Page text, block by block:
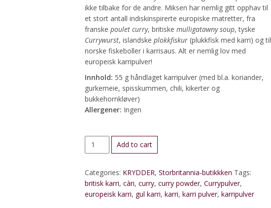
ikke tilbake for de andre. Miksen har nemlig gitt opphav til
et stort antall indiskinspirerte europiske matretter, fra
franske poulet curry, britiske mulligatawny soup, tyske
Currywurst, islandske plokkfiskur(plukkfisk med karri) og til
norske fiskeboller i karrisaus. Alt er nemlig lov med
europeisk karripulver!
Innhold: 55 g håndlaget karripulver (med bl.a. koriander,
gurkemeie, spisskummen, chili, kikerter og
bukkehornkløver)
Allergener: Ingen
Karripulver
(europeisk
quantity
Add to cart
Categories: KRYDDER, Storbritannia-butikkken Tags:
britisk karri, càri, curry, curry powder, Currypulver,
europeisk karri, gul karri, karri, karri pulver, karripulver